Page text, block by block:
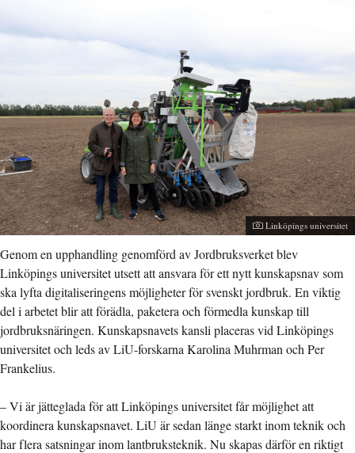
Fotograf:
Linköpings universitet
Genom en upphandling genomförd av Jordbruksverket blev
Linköpings universitet utsett att ansvara för ett nytt kunskapsnav som
ska lyfta digitaliseringens möjligheter för svenskt jordbruk. En viktig
del i arbetet blir att förädla, paketera och förmedla kunskap till
jordbruksnäringen. Kunskapsnavets kansli placeras vid Linköpings
universitet och leds av LiU-forskarna Karolina Muhrman och Per
Frankelius.
– Vi är jätteglada för att Linköpings universitet får möjlighet att
koordinera kunskapsnavet. LiU är sedan länge starkt inom teknik och
har flera satsningar inom lantbruksteknik. Nu skapas därför en riktigt